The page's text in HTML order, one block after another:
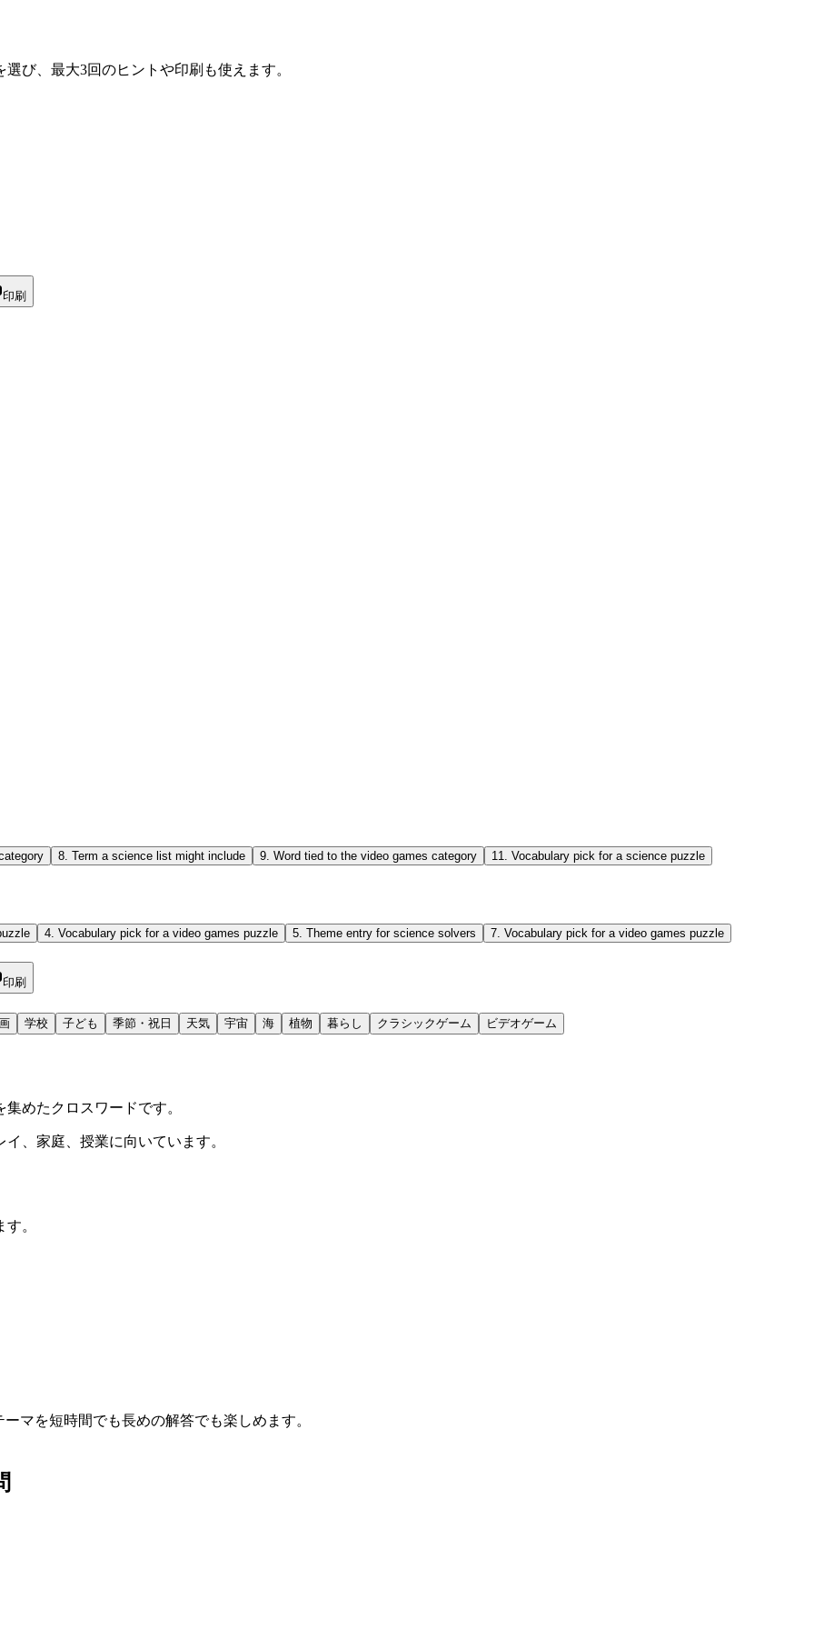
び、最大3回のヒントや印刷も使えます。
印刷
8. Term a science list might include 9. Word tied to the video games category 11. Vocabulary pick for a science puzzle
4 Vocabulary pick for a video games puzzle 5 Theme entry for science solvers 7 Vocabulary pick for a video games puzzle
印刷
学校 子ども 季節・祝日 天気 宇宙 海 植物 暮らし クラシックゲーム ビデオゲーム
めたクロスワードです。
、家庭、授業に向いています。
。
マを短時間でも長めの解答でも楽しめます。